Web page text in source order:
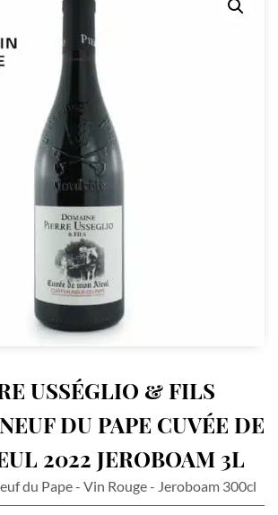
USSÉGLIO & FILS
DU PAPE CUVÉE DE
2022 JEROBOAM 3L
du Pape - Vin Rouge - Jeroboam 300cl